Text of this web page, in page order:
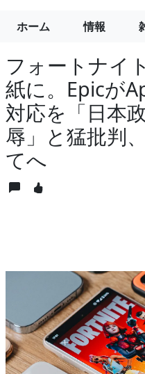
ホーム 情報
フォートナイ
紙に。Epicが
対応を「日本
辱」と猛批判
てへ